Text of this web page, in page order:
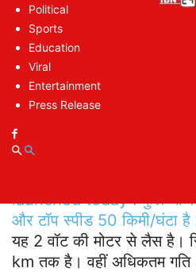
Political
Sports
Education
Viral
Entertainment
Press Release
50 किलोमीटर प्रति घंटे की टॉप
ई-कॉमर्स प्लेटफॉर्म पर मौजूद
ओशन ब्लू रंग में उपलब्ध होगा।
launched today : फुल चार्ज
और टॉप स्पीड 50 किमी/घंटा
यह 2 वॉट की मोटर से लैस है।
km तक है। वहीं अधिकतम